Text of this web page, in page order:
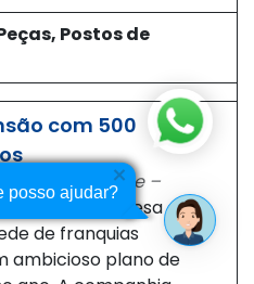
posso ajudar?
Postos de
com 500
– SP – Online –
A Moby, empresa de
de franquias
ambicioso plano de